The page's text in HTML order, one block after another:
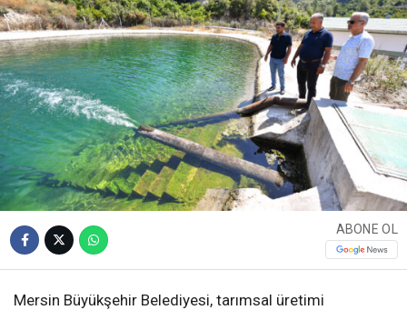
ABONE OL
Mersin Büyükşehir Belediyesi, tarımsal üretimi